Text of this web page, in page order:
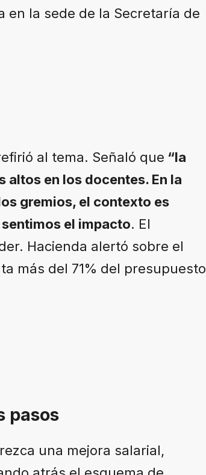
en la sede de la Secretaría de
al tema. Señaló que “la
altos en los docentes. En la
gremios, el contexto es
el impacto. El
Hacienda alertó sobre el
más del 71% del presupuesto
pasos
una mejora salarial,